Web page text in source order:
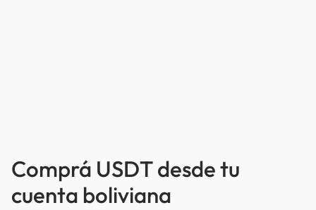
Comprá USDT desde tu
cuenta boliviana